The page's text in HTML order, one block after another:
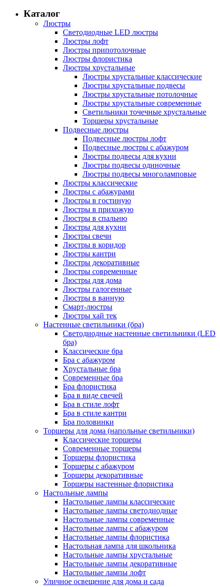
Каталог
Люстры
Светодиодные LED люстры
Люстры лофт
Люстры припотолочные
Люстры флористика
Люстры хрустальные
Люстры хрустальные классические
Люстры хрустальные подвесы
Люстры хрустальные потолочные
Люстры хрустальные современные
Светильники точечные хрустальные
Торшеры хрустальные
Подвесные люстры
Подвесные люстры лофт
Подвесные люстры с абажуром
Люстры подвесы для кухни
Люстры подвесы одиночные
Люстры подвесы многоламповые
Люстры классические
Люстры с абажурами
Люстры в гостиную
Люстры в прихожую
Люстры в спальню
Люстры для кухни
Люстры свечи
Люстры в коридор
Люстры кантри
Люстры декоративные
Люстры современные
Люстры для дома
Люстры галогенные
Люстры в ванную
Смарт-люстры
Люстры хай тек
Настенные светильники (бра)
Светодиодные настенные светильники (LED
бра)
Классические бра
Бра с абажуром
Хрустальные бра
Современные бра
Бра флористика
Бра в виде свечей
Бра в стиле лофт
Бра в стиле кантри
Бра половинки
Торшеры для дома (напольные светильники)
Классические торшеры
Современные торшеры
Торшеры флористика
Торшеры с абажуром
Торшеры декоративные
Торшеры настенные флористика
Настольные лампы
Настольные лампы классические
Настольные лампы светодиодные
Настольные лампы современные
Настольные лампы с абажуром
Настольные лампы флористика
Настольная лампа для школьника
Настольные лампы хрустальные
Настольные лампы декоративные
Настольные лампы лофт
Уличное освещение для дома и сада